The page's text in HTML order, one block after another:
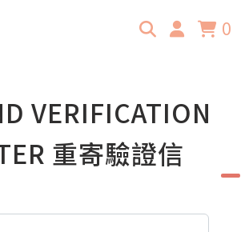
0
VERIFICATION
重寄驗證信